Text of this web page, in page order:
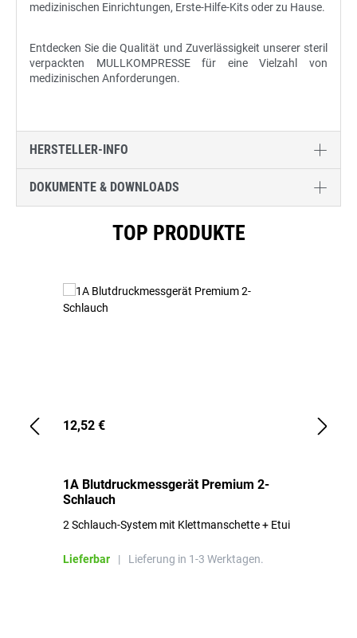
medizinischen Einrichtungen, Erste-Hilfe-Kits oder zu Hause.
Entdecken Sie die Qualität und Zuverlässigkeit unserer steril
verpackten MULLKOMPRESSE für eine Vielzahl von
medizinischen Anforderungen.
HERSTELLER-INFO
DOKUMENTE & DOWNLOADS
TOP PRODUKTE
12,52 €
1A Blutdruckmessgerät Premium 2-
Schlauch
2 Schlauch-System mit Klettmanschette + Etui
Lieferbar | Lieferung in 1-3 Werktagen.